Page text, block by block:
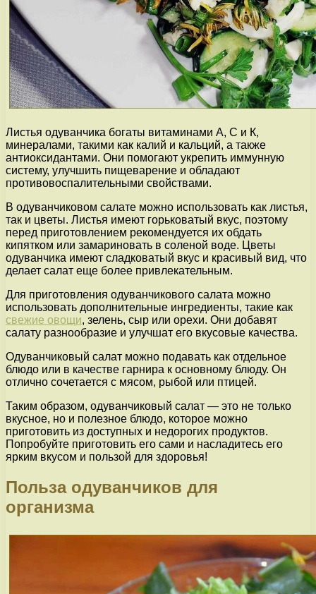
Листья одуванчика богаты витаминами А, С и К,
минералами, такими как калий и кальций, а также
антиоксидантами. Они помогают укрепить иммунную
систему, улучшить пищеварение и обладают
противовоспалительными свойствами.
В одуванчиковом салате можно использовать как листья,
так и цветы. Листья имеют горьковатый вкус, поэтому
перед приготовлением рекомендуется их обдать
кипятком или замариновать в соленой воде. Цветы
одуванчика имеют сладковатый вкус и красивый вид, что
делает салат еще более привлекательным.
Для приготовления одуванчикового салата можно
использовать дополнительные ингредиенты, такие как
свежие овощи, зелень, сыр или орехи. Они добавят
салату разнообразие и улучшат его вкусовые качества.
Одуванчиковый салат можно подавать как отдельное
блюдо или в качестве гарнира к основному блюду. Он
отлично сочетается с мясом, рыбой или птицей.
Таким образом, одуванчиковый салат — это не только
вкусное, но и полезное блюдо, которое можно
приготовить из доступных и недорогих продуктов.
Попробуйте приготовить его сами и насладитесь его
ярким вкусом и пользой для здоровья!
Польза одуванчиков для
организма